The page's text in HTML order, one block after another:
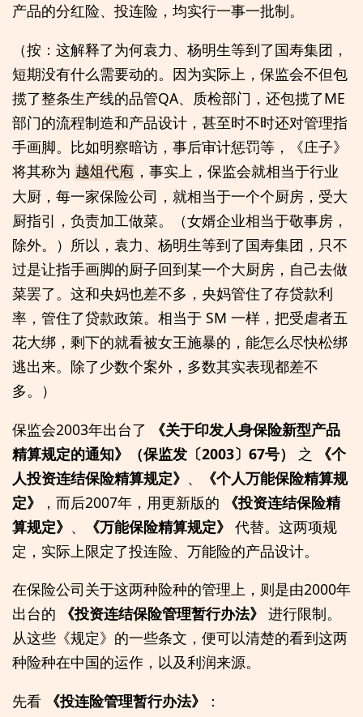
产品的分红险、投连险，均实行一事一批制。
（按：这解释了为何袁力、杨明生等到了国寿集团，
短期没有什么需要动的。因为实际上，保监会不但包
揽了整条生产线的品管QA、质检部门，还包揽了ME
部门的流程制造和产品设计，甚至时不时还对管理指
手画脚。比如明察暗访，事后审计惩罚等，《庄子》
将其称为 越俎代庖 ，事实上，保监会就相当于行业
大厨，每一家保险公司，就相当于一个个厨房，受大
厨指引，负责加工做菜。（女婿企业相当于敬事房，
除外。）所以，袁力、杨明生等到了国寿集团，只不
过是让指手画脚的厨子回到某一个大厨房，自己去做
菜罢了。这和央妈也差不多，央妈管住了存贷款利
率，管住了贷款政策。相当于 SM 一样，把受虐者五
花大绑，剩下的就看被女王施暴的，能怎么尽快松绑
逃出来。除了少数个案外，多数其实表现都差不
多。）
保监会2003年出台了
《关于印发人身保险新型产品
精算规定的通知》（保监发〔2003〕67号）
之
《个
人投资连结保险精算规定》 、
《个人万能保险精算规
定》
，而后2007年，用更新版的
《投资连结保险精
算规定》 、 《万能保险精算规定》 代替。这两项规
定，实际上限定了投连险、万能险的产品设计。
在保险公司关于这两种险种的管理上，则是由2000年
出台的
《投资连结保险管理暂行办法》 进行限制。
从这些《规定》的一些条文，便可以清楚的看到这两
种险种在中国的运作，以及利润来源。
先看
《投连险管理暂行办法》
：